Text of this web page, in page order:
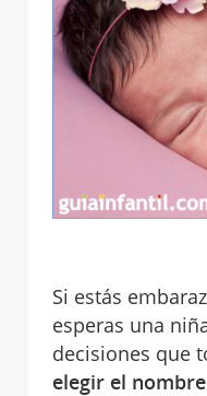
Si estás
esperas una
decisiones que
elegir el